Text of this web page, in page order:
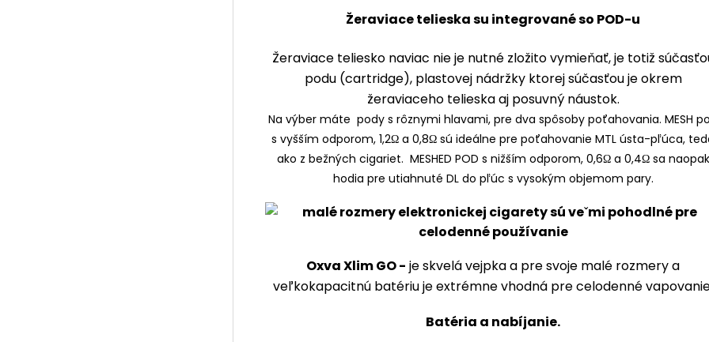
Žeraviace telieska su integrované so POD-u
Žeraviace teliesko naviac nie je nutné zložito vymieňať, je totiž
podu (cartridge), plastovej nádržky ktorej súčasťou je okrem
žeraviaceho telieska aj posuvný náustok.
Na výber máte pody s rôznymi hlavami, pre dva spôsoby poťahovania. MESH
s vyšším odporom, 1,2Ω a 0,8Ω sú ideálne pre poťahovanie MTL ústa-pľúca,
ako z bežných cigariet. MESHED POD s nižším odporom, 0,6Ω a 0,4Ω sa naopak
hodia pre utiahnuté DL do pľúc s vysokým objemom pary.
Oxva Xlim GO - je skvelá vejpka a pre svoje malé rozmery a
veľkokapacitnú batériu je extrémne vhodná pre celodenné
Batéria a nabíjanie.